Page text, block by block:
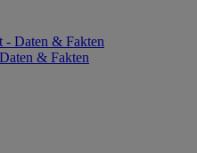
- Daten & Fakten
& Fakten